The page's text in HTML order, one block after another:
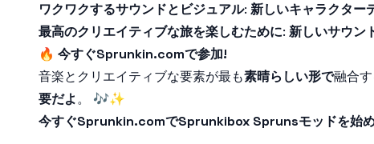
ワクワクするサウンドとビジュアル: 新しいキャラクター
最高のクリエイティブな旅を楽しむために: 新しいサウン
🔥 今すぐSprunkin.comで参加!
音楽とクリエイティブな要素が最も素晴らしい形で融合
要だよ。 🎶✨
今すぐSprunkin.comでSprunkibox Sprunsモッドを始